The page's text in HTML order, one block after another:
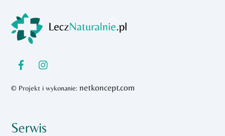
To
© Projekt i wykonanie:netkoncept.com
Serwis